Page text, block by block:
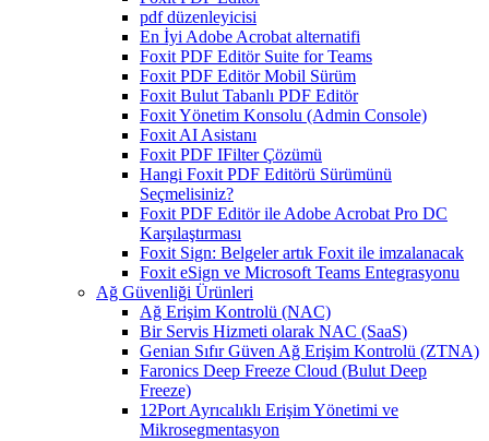
pdf düzenleyicisi
En İyi Adobe Acrobat alternatifi
Foxit PDF Editör Suite for Teams
Foxit PDF Editör Mobil Sürüm
Foxit Bulut Tabanlı PDF Editör
Foxit Yönetim Konsolu (Admin Console)
Foxit AI Asistanı
Foxit PDF IFilter Çözümü
Hangi Foxit PDF Editörü Sürümünü
Seçmelisiniz?
Foxit PDF Editör ile Adobe Acrobat Pro DC
Karşılaştırması
Foxit Sign: Belgeler artık Foxit ile imzalanacak
Foxit eSign ve Microsoft Teams Entegrasyonu
Ağ Güvenliği Ürünleri
Ağ Erişim Kontrolü (NAC)
Bir Servis Hizmeti olarak NAC (SaaS)
Genian Sıfır Güven Ağ Erişim Kontrolü (ZTNA)
Faronics Deep Freeze Cloud (Bulut Deep
Freeze)
12Port Ayrıcalıklı Erişim Yönetimi ve
Mikrosegmentasyon